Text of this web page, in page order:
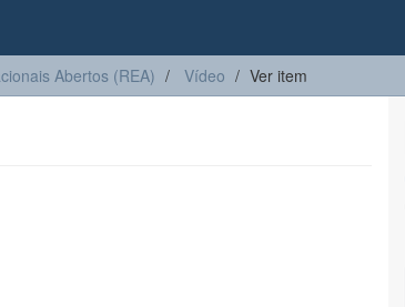
Abertos (REA) Vídeo Ver item